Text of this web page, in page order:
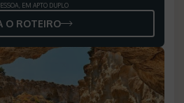
EM APTO DUPLO
O ROTEIRO